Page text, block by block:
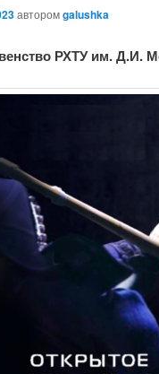
авторомgalushka
РХТУ им. Д.И.